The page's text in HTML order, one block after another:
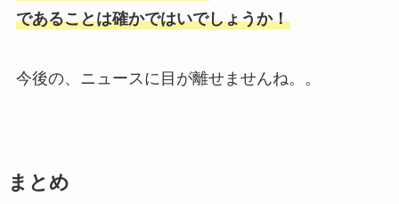
であることは確かではいでしょうか！
今後の、ニュースに目が離せませんね。。
まとめ